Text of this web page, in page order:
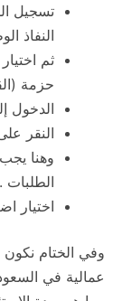
تسجيل
النفاذ
ثم
حزمة
الدخول
النقر
وهنا يجب
الطلبات .
اختيار
وفي الختام
عمالية في